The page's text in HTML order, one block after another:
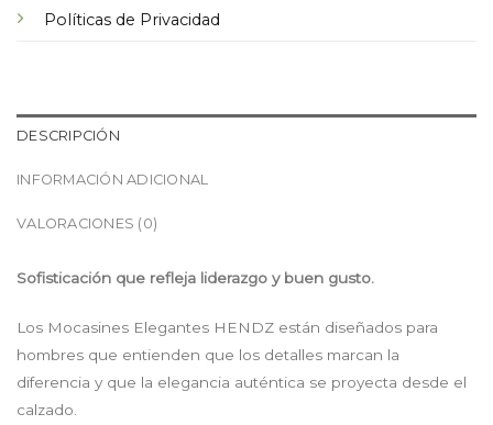
Políticas de Privacidad
DESCRIPCIÓN
INFORMACIÓN ADICIONAL
VALORACIONES (0)
Sofisticación que refleja liderazgo y buen gusto.
Los Mocasines Elegantes HENDZ están diseñados para
hombres que entienden que los detalles marcan la
diferencia y que la elegancia auténtica se proyecta desde el
calzado.